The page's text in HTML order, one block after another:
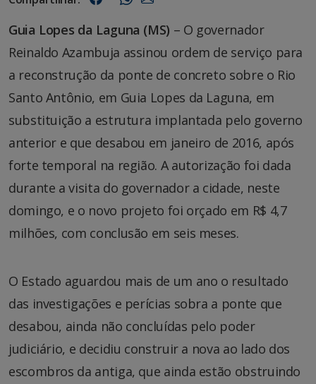
Guia Lopes da Laguna (MS) – O governador
Reinaldo Azambuja assinou ordem de serviço para
a reconstrução da ponte de concreto sobre o Rio
Santo Antônio, em Guia Lopes da Laguna, em
substituição a estrutura implantada pelo governo
anterior e que desabou em janeiro de 2016, após
forte temporal na região. A autorização foi dada
durante a visita do governador a cidade, neste
domingo, e o novo projeto foi orçado em R$ 4,7
milhões, com conclusão em seis meses.
O Estado aguardou mais de um ano o resultado
das investigações e perícias sobra a ponte que
desabou, ainda não concluídas pelo poder
judiciário, e decidiu construir a nova ao lado dos
escombros da antiga, que ainda estão obstruindo